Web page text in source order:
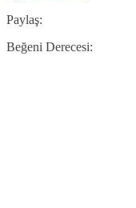
Paylaş:
Beğeni Derecesi: